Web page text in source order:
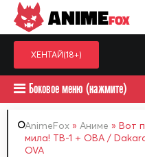
ANIMEFOX
ХЕНТАЙ(18+)
Боковое меню (нажмите)
AnimeFox » Аниме » Вот
мила! ТВ-1 + ОВА /
OVA